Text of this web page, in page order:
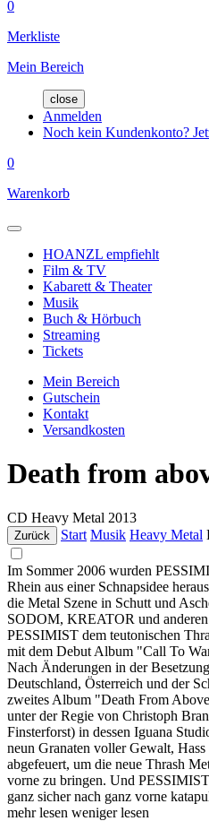
0
Merkliste
Mein Bereich
close
Anmelden
Noch kein Kundenkonto?
0
Warenkorb
HOANZL empfiehlt
Film & TV
Kabarett & Theater
Musik
Buch & Hörbuch
Streaming
Tickets
Mein Bereich
Gutschein
Kontakt
Versandkosten
Death from
CD Heavy Metal 2013
Zurück Start Musik Heavy Metal
Im Sommer 2006 wurden
Rhein aus einer Schnapsidee
die Metal Szene in Schutt und
SODOM, KREATOR und anderen
PESSIMIST dem teutonischen
mit dem Debut Album "Call To
Nach Änderungen in der
Deutschland, Österreich und der
zweites Album "Death From
unter der Regie von Christoph
Finsterforst) in dessen Iguana
neun Granaten voller Gewalt,
abgefeuert, um die neue Thrash
vorne zu bringen. Und
ganz sicher nach ganz vorne
mehr lesen weniger lesen